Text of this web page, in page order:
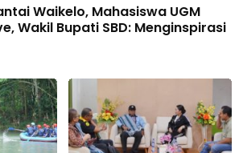
Waikelo, Mahasiswa UGM
Wakil Bupati SBD: Menginspirasi